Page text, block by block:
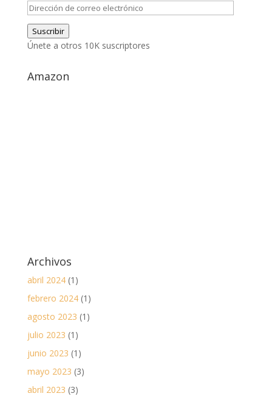
Dirección
correo
electrónico
Suscribir
Únete a otros 10K suscriptores
Amazon
Archivos
abril 2024(1)
febrero 2024(1)
agosto 2023 (1)
julio 2023 (1)
junio 2023 (1)
mayo 2023 (3)
abril 2023 (3)